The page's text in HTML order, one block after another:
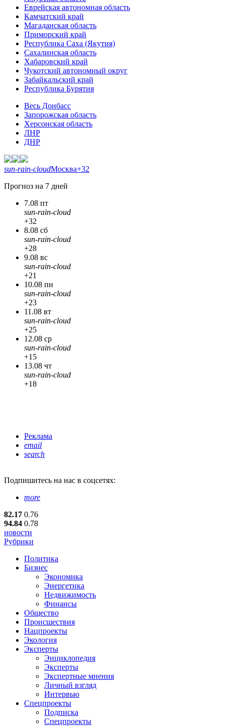
Еврейская автономная область
Камчатский край
Магаданская область
Приморский край
Республика Саха (Якутия)
Сахалинская область
Хабаровский край
Чукотский автономный округ
Забайкальский край
Республика Бурятия
Весь Донбасс
Запорожская область
Херсонская область
ЛНР
ДНР
sun-rain-cloudМосква+32
Прогноз на 7 дней
7.08 пт
sun-rain-cloud
+32
8.08 сб
sun-rain-cloud
+28
9.08 вс
sun-rain-cloud
+21
10.08 пн
sun-rain-cloud
+23
11.08 вт
sun-rain-cloud
+25
12.08 ср
sun-rain-cloud
+15
13.08 чт
sun-rain-cloud
+18
Реклама
email
search
Подпишитесь на нас в соцсетях:
more
82.17 0.76
94.84 0.78
новости
Рубрики
Политика
Бизнес
Экономика
Энергетика
Недвижимость
Финансы
Общество
Происшествия
Нацпроекты
Экология
Эксперты
Энциклопедия
Эксперты
Экспертные мнения
Личный взгляд
Интервью
Спецпроекты
Подписка
Спецпроекты